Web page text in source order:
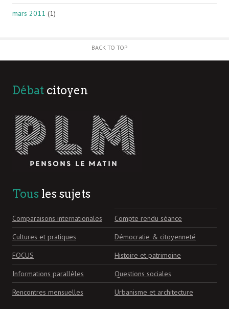
mars 2011 (1)
BACK TO TOP
Débat citoyen
Tous les sujets
Comparaisons internationales
Compte rendu séance
Cultures et pratiques
Démocratie & citoyenneté
FOCUS
Histoire et patrimoine
Informations parallèles
Questions sociales
Rencontres mensuelles
Urbanisme et architecture